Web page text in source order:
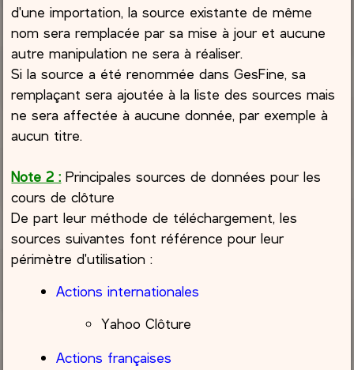
d'une importation, la source existante de même
nom sera remplacée par sa mise à jour et aucune
autre manipulation ne sera à réaliser.
Si la source a été renommée dans GesFine, sa
remplaçant sera ajoutée à la liste des sources mais
ne sera affectée à aucune donnée, par exemple à
aucun titre.
Note 2 : Principales sources de données pour les
cours de clôture
De part leur méthode de téléchargement, les
sources suivantes font référence pour leur
périmètre d'utilisation :
Actions internationales
Yahoo Clôture
Actions françaises